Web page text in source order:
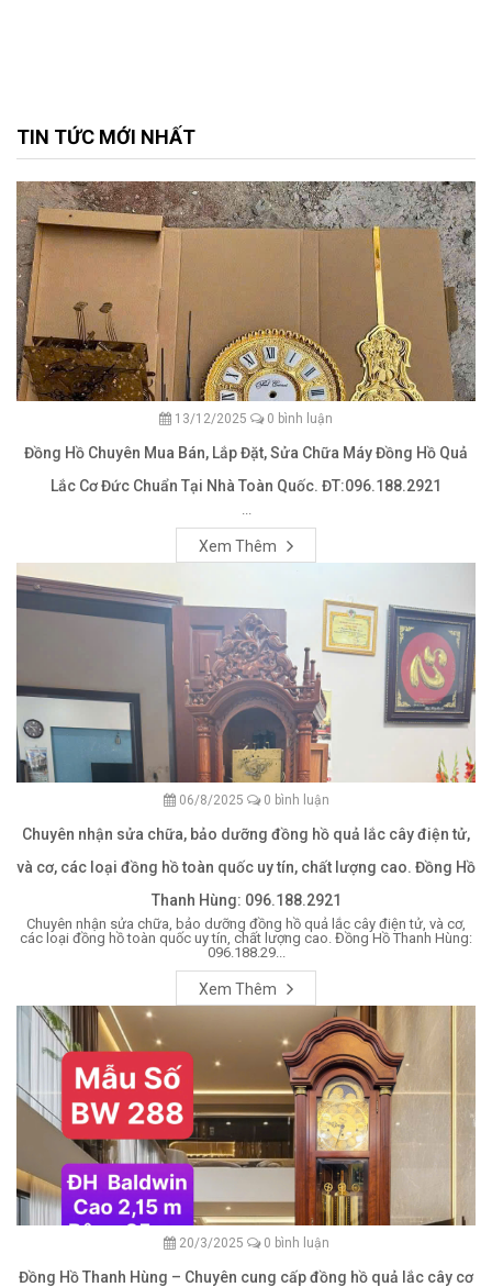
TIN TỨC MỚI NHẤT
13/12/2025 0 bình luận
Đồng Hồ Chuyên Mua Bán, Lắp Đặt, Sửa Chữa Máy Đồng Hồ Quả
Lắc Cơ Đức Chuẩn Tại Nhà Toàn Quốc. ĐT:096.188.2921
...
Xem Thêm
06/8/2025 0 bình luận
Chuyên nhận sửa chữa, bảo dưỡng đồng hồ quả lắc cây điện tử,
và cơ, các loại đồng hồ toàn quốc uy tín, chất lượng cao. Đồng Hồ
Thanh Hùng: 096.188.2921
Chuyên nhận sửa chữa, bảo dưỡng đồng hồ quả lắc cây điện tử, và cơ,
các loại đồng hồ toàn quốc uy tín, chất lượng cao. Đồng Hồ Thanh Hùng:
096.188.29...
Xem Thêm
20/3/2025 0 bình luận
Đồng Hồ Thanh Hùng – Chuyên cung cấp đồng hồ quả lắc cây cơ